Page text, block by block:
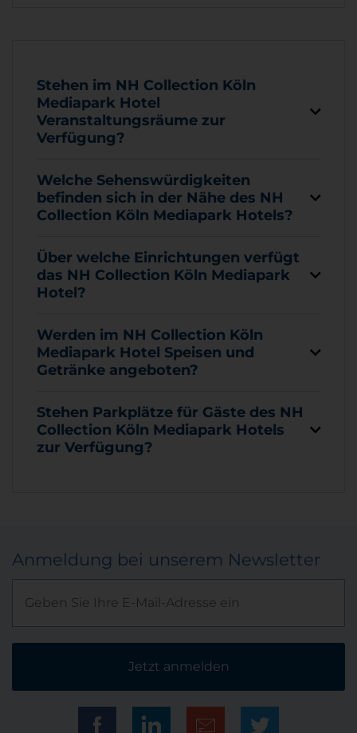
Stehen im NH Collection Köln
Mediapark Hotel
Veranstaltungsräume zur
Verfügung?
Welche Sehenswürdigkeiten
befinden sich in der Nähe des NH
Collection Köln Mediapark Hotels?
Über welche Einrichtungen verfügt
das NH Collection Köln Mediapark
Hotel?
Werden im NH Collection Köln
Mediapark Hotel Speisen und
Getränke angeboten?
Stehen Parkplätze für Gäste des NH
Collection Köln Mediapark Hotels
zur Verfügung?
Anmeldung bei unserem Newsletter
Jetzt anmelden